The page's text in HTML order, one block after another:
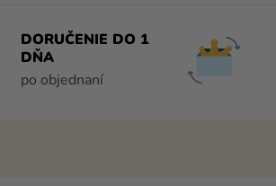
DORUČENIE DO 1
DŇA
po objednaní